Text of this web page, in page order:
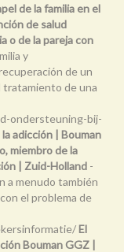
de la familia en el
de salud
o de la pareja con
y
de un
tratamiento de una
ondersteuning-bij-
adicción | Bouman
miembro de la
| Zuid-Holland -
a menudo también
el problema de
El
Bouman GGZ |